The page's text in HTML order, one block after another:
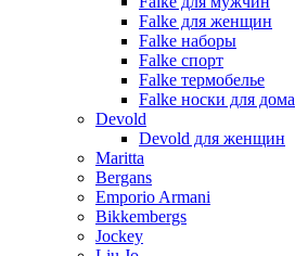
Falke для женщин
Falke наборы
Falke спорт
Falke термобелье
Falke носки для дома
Devold
Devold для женщин
Maritta
Bergans
Emporio Armani
Bikkembergs
Jockey